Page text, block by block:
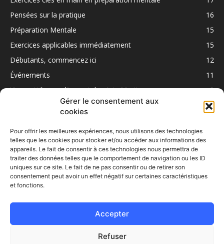
Gérer le consentement aux
cookies
Pour offrir les meilleures expériences, nous utilisons des technologies
telles que les cookies pour stocker et/ou accéder aux informations des
appareils. Le fait de consentir à ces technologies nous permettra de
traiter des données telles que le comportement de navigation ou les ID
uniques sur ce site. Le fait de ne pas consentir ou de retirer son
consentement peut avoir un effet négatif sur certaines caractéristiques
et fonctions.
Accepter
Refuser
Pensées sur la pratique
16
Préparation Mentale
15
Exercices applicables immédiatement
15
Débutants, commencez ici
12
Événements
11
Vie quotidienne : l'impact des Arts Martiaux
9
SUIVEZ NOUS